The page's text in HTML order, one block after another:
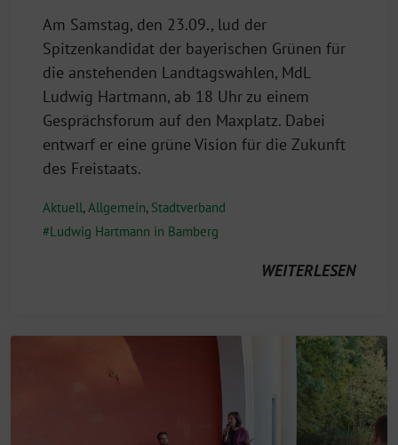
Am Samstag, den 23.09., lud der
Spitzenkandidat der bayerischen Grünen für
die anstehenden Landtagswahlen, MdL
Ludwig Hartmann, ab 18 Uhr zu einem
Gesprächsforum auf den Maxplatz. Dabei
entwarf er eine grüne Vision für die Zukunft
des Freistaats.
Aktuell,Allgemein, Stadtverband
Ludwig Hartmann in Bamberg
WEITERLESEN